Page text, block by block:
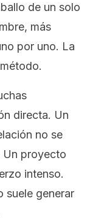
de un solo
más
por uno. La
directa. Un
no se
Un proyecto
intenso.
suele generar